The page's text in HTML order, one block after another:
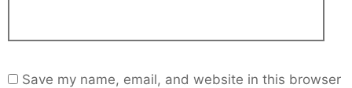
Save my name, email, and website in this browser